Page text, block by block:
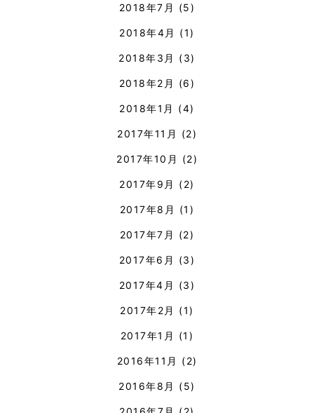
2018年7月 (5)
2018年4月 (1)
2018年3月 (3)
2018年2月 (6)
2018年1月 (4)
2017年11月 (2)
2017年10月 (2)
2017年9月 (2)
2017年8月 (1)
2017年7月 (2)
2017年6月 (3)
2017年4月 (3)
2017年2月 (1)
2017年1月 (1)
2016年11月 (2)
2016年8月 (5)